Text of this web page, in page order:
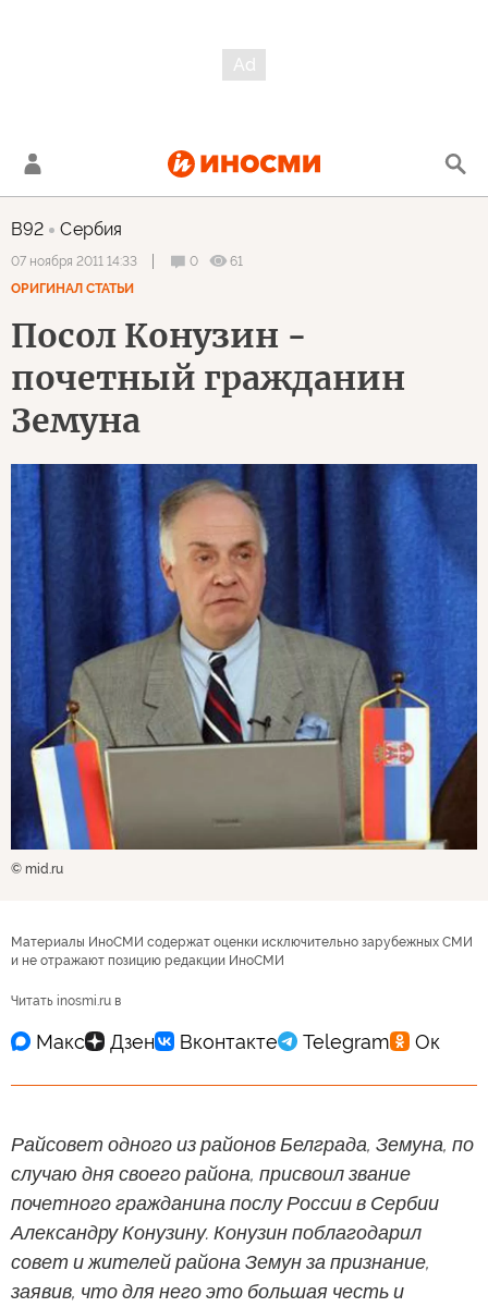
B92 Сербия
07 ноября 2011 14:33 0
61
ОРИГИНАЛ СТАТЬИ
Посол Конузин -
почетный гражданин
Земуна
© mid.ru
Материалы ИноСМИ содержат оценки исключительно зарубежных СМИ
и не отражают позицию редакции ИноСМИ
Читать inosmi.ru в
Райсовет одного из районов Белграда, Земуна, по
случаю дня своего района, присвоил звание
почетного гражданина послу России в Сербии
Александру Конузину. Конузин поблагодарил
совет и жителей района Земун за признание,
заявив, что для него это большая честь и